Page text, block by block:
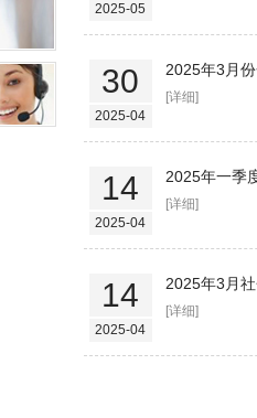
2025-05
30
2025-04
2025年3月
[详细]
14
2025-04
2025年一季
[详细]
14
2025-04
2025年3月
[详细]